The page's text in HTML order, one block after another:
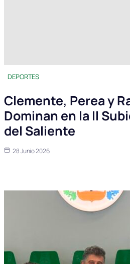
DEPORTES
Clemente, Perea y
Dominan en la II
del Saliente
28 Junio 2026